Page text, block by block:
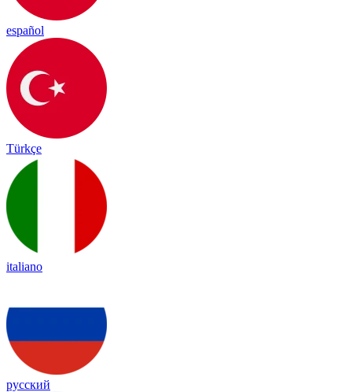
español
Türkçe
italiano
русский